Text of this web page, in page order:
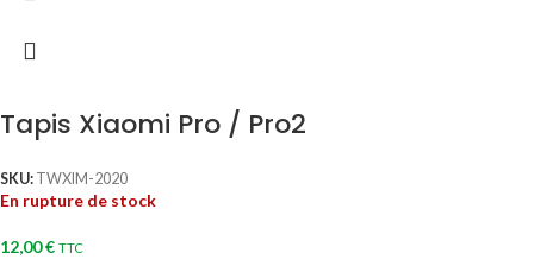
Tapis Xiaomi Pro / Pro2
SKU: TWXIM-2020
En rupture de stock
12,00€ TTC